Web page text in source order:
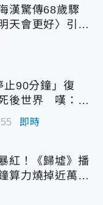
漢驚傳68歲驟
天會更好〉引追
止90分鐘」復
後世界 嘆：很
即時
紅！《歸墟》播
算力燒掉近萬台